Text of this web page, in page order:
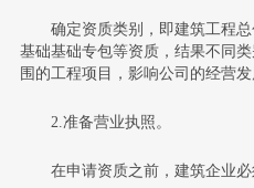
确定资质类别，即建筑工程总
基础基础专包等资质，结果不同
围的工程项目，影响公司的经营发
2.准备营业执照。
在申请资质之前，建筑企业必